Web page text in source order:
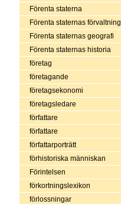
Förenta staterna
Förenta staternas förvaltning
Förenta staternas geografi
Förenta staternas historia
företag
företagande
företagsekonomi
företagsledare
författare
författare
författarporträtt
förhistoriska människan
Förintelsen
förkortningslexikon
förlossningar